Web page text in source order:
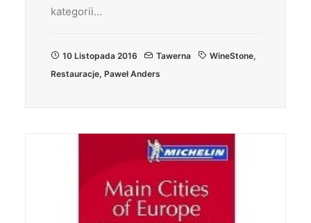
kategorii…
10 Listopada 2016 Tawerna WineStone,
Restauracje, Paweł Anders